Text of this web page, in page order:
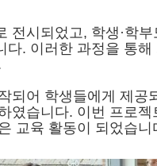
전시되었고, 학생 ·학부
다. 이러한 과정을 통해
되어 학생들에게 제공
였습니다. 이번 프로젝
교육 활동이 되었습니